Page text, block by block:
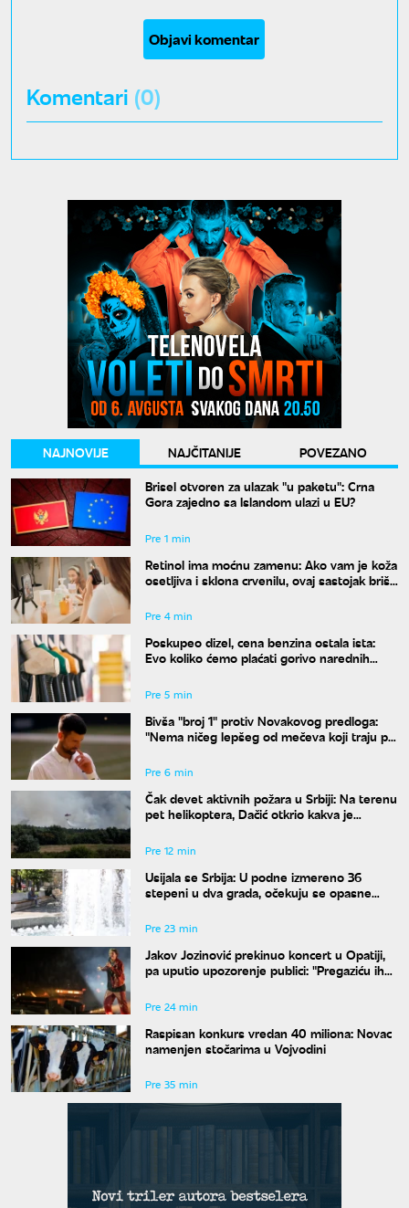
Objavi komentar
Komentari (0)
NAJNOVIJE NAJČITANIJE
POVEZANO
Brisel otvoren za ulazak "u paketu": Crna
Gora zajedno sa Islandom ulazi u EU?
Pre 1 min
Retinol ima moćnu zamenu: Ako vam je koža
osetljiva i sklona crvenilu, ovaj sastojak briše
Pre 4 min
Poskupeo dizel, cena benzina ostala ista:
Evo koliko ćemo plaćati gorivo narednih
Pre 5 min
Bivša "broj 1" protiv Novakovog predloga:
"Nema ničeg lepšeg od mečeva koji traju po
Pre 6 min
Čak devet aktivnih požara u Srbiji: Na terenu
pet helikoptera, Dačić otkrio kakva je
Pre 12 min
Usijala se Srbija: U podne izmereno 36
stepeni u dva grada, očekuju se opasne
Pre 23 min
Jakov Jozinović prekinuo koncert u Opatiji,
pa uputio upozorenje publici: "Pregaziću ih
Pre 24 min
Raspisan konkurs vredan 40 miliona: Novac
namenjen stočarima u Vojvodini
Pre 35 min